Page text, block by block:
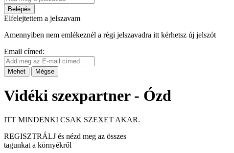
Belépés
Elfelejtettem a jelszavam
Amennyiben nem emlékeznél a régi jelszavadra itt kérhetsz új jelszót
Email címed:
Mehet Mégse
Vidéki szexpartner - Ózd
ITT MINDENKI CSAK SZEXET AKAR.
REGISZTRÁLJ és nézd meg az összes
tagunkat a környékről